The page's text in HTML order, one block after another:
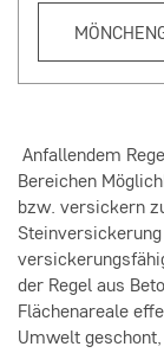
Anfallendem
Bereichen
bzw. versickern
der Regel aus
Flächenareale
Umwelt